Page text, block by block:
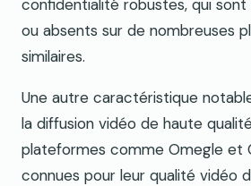
confidentialité robustes, qui
ou absents sur de nombreuses
similaires.
Une autre caractéristique
la diffusion vidéo de haute
plateformes comme Omegle et
connues pour leur qualité vidéo